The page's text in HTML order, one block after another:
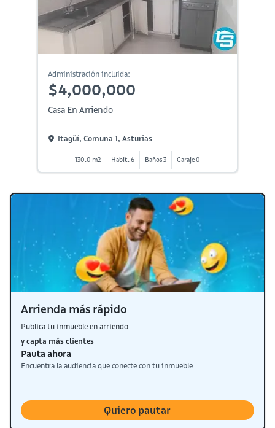
Administración incluida:
$4,000,000
Casa En Arriendo
Itagüí, Comuna 1, Asturias
130.0 m2 Habit. 6 Baños 3 Garaje 0
Arrienda más rápido
Publica tu inmueble en arriendo
y capta más clientes
Pauta ahora
Encuentra la audiencia que conecte con tu inmueble
Quiero pautar